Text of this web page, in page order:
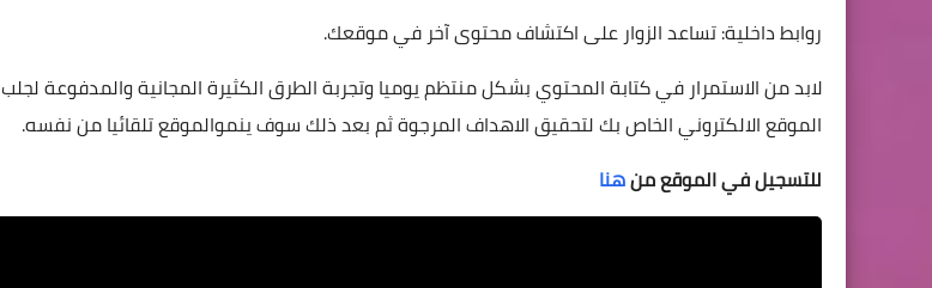
روابط داخلية: تساعد الزوار على اكتشاف محتوى آخر في موقعك.
لابد من الاستمرار في كتابة المحتوي بشكل منتظم يوميا وتجربة الطرق الكثيرة المجانية والمدفوعة لجلب
الموقع الالكتروني الخاص بك لتحقيق الاهداف المرجوة ثم بعد ذلك سوف ينموالموقع تلقائيا من نفسه.
للتسجيل في الموقع منهنا